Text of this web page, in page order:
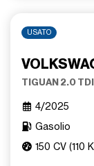
USATO
TIGUAN 2.0
4/2025
Gasolio
150 CV (110